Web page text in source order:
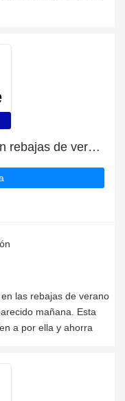
Hasta el 30% de descuento en rebajas de verano | fin en breve
las rebajas de verano
mañana. Esta
a por ella y ahorra